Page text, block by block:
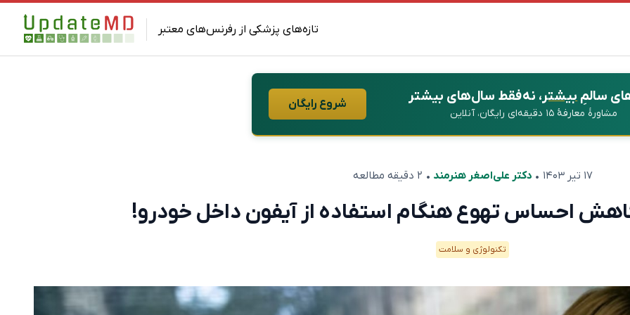
تازه‌های پزشکی از رفرنس‌های معتبر
سالمِبیشتر، نه فقط سال‌های بیشتر
مشاورهٔ معارفهٔ ۱۵ دقیقه‌ای رایگان، آنلاین
شروع رایگان
۱۷ تیر ۱۴۰۳ •دکتر علی‌اصغر هنرمند • ۲ دقیقه مطالعه
احساس تهوع هنگام استفاده از آیفون داخل خودرو!
تکنولوژی و سلامت